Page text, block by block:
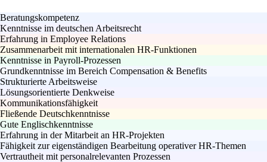
Beratungskompetenz
Kenntnisse im deutschen Arbeitsrecht
Erfahrung in Employee Relations
Zusammenarbeit mit internationalen HR-Funktionen
Kenntnisse in Payroll-Prozessen
Grundkenntnisse im Bereich Compensation & Benefits
Strukturierte Arbeitsweise
Lösungsorientierte Denkweise
Kommunikationsfähigkeit
Fließende Deutschkenntnisse
Gute Englischkenntnisse
Erfahrung in der Mitarbeit an HR-Projekten
Fähigkeit zur eigenständigen Bearbeitung operativer HR-Themen
Vertrautheit mit personalrelevanten Prozessen